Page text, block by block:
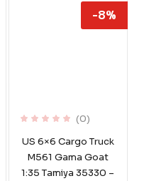
(0)
US 6×6 Cargo Truck
M561 Gama Goat
1:35 Tamiya 35330 –
-8%